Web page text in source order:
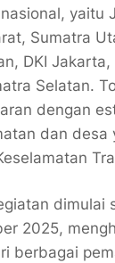
yaitu
Sumatra
DKI
Selatan.
dengan
dan desa
dimulai
2025,
berbagai